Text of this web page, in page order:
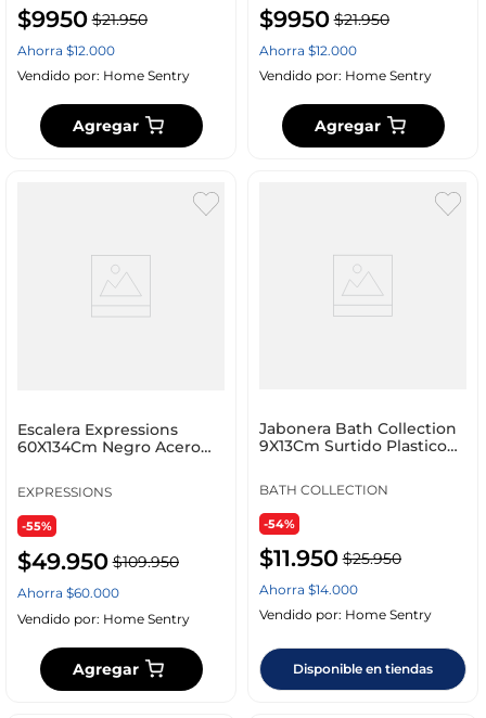
$9950 $21.950
Ahorra $12.000
Vendido por: Home Sentry
Agregar
$9950 $21.950
Ahorra $12.000
Vendido por: Home Sentry
Agregar
Escalera Expressions
60X134Cm Negro Acero
EXPRESSIONS
-55%
$49.950 $109.950
Ahorra $60.000
Vendido por: Home Sentry
Agregar
Jabonera Bath Collection
9X13Cm Surtido Plastico
BATH COLLECTION
-54%
$11.950 $25.950
Ahorra $14.000
Vendido por: Home Sentry
Disponible en tiendas